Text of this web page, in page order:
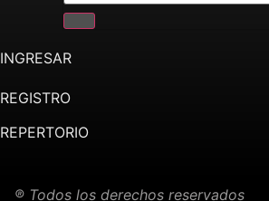
INGRESAR
REGISTRO
REPERTORIO
® Todos los derechos reservados